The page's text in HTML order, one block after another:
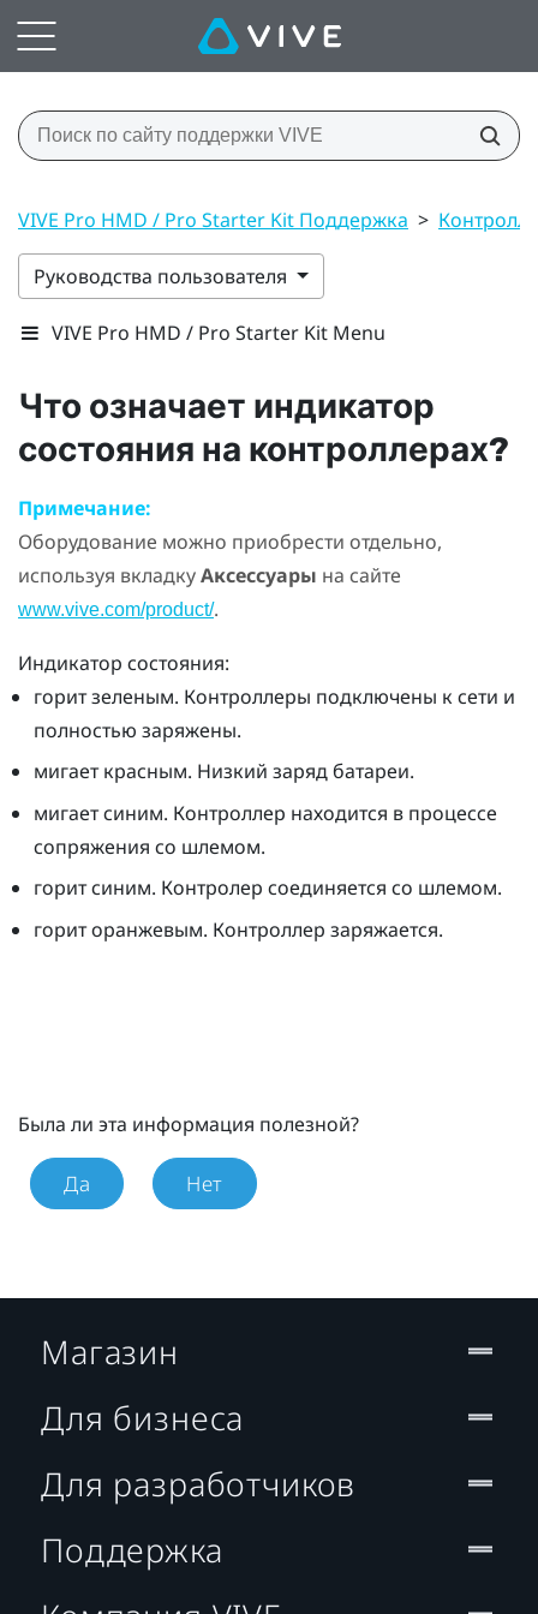
VIVE Pro HMD / Pro Starter Kit Поддержка >
Руководства пользователя
VIVE Pro HMD / Pro Starter Kit Menu
Что означает индикатор
состояния на контроллерах?
Примечание:
Оборудование можно приобрести отдельно,
используя вкладкуАксессуары на сайте
www.vive.com/product/.
Индикатор состояния:
горит зеленым. Контроллеры подключены к сети и
полностью заряжены.
мигает красным. Низкий заряд батареи.
мигает синим. Контроллер находится в процессе
сопряжения со шлемом.
горит синим. Контролер соединяется со шлемом.
горит оранжевым. Контроллер заряжается.
Была ли эта информация полезной?
Да Нет
Магазин
Для бизнеса
Для разработчиков
Поддержка